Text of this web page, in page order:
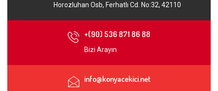
Horozluhan Osb, Ferhatlı Cd. No:32, 42110
+(90) 536 871 86 88
Bizi Arayın
info@konyacekici.net